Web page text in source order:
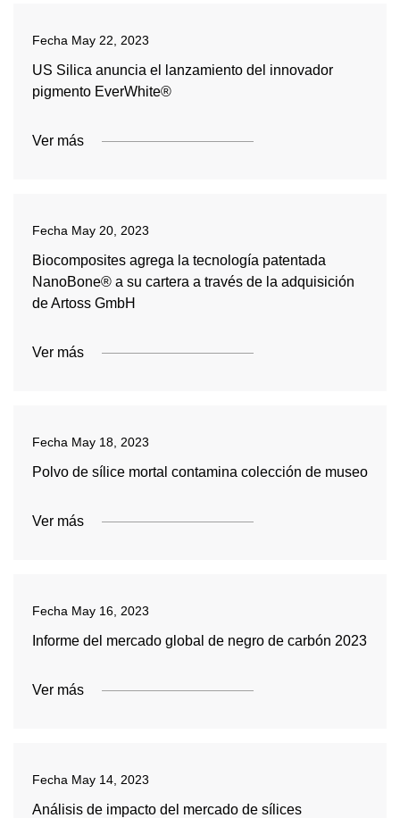
Fecha May 22, 2023
US Silica anuncia el lanzamiento del innovador
pigmento EverWhite®
Ver más
Fecha May 20, 2023
Biocomposites agrega la tecnología patentada
NanoBone® a su cartera a través de la adquisición
de Artoss GmbH
Ver más
Fecha May 18, 2023
Polvo de sílice mortal contamina colección de museo
Ver más
Fecha May 16, 2023
Informe del mercado global de negro de carbón 2023
Ver más
Fecha May 14, 2023
Análisis de impacto del mercado de sílices